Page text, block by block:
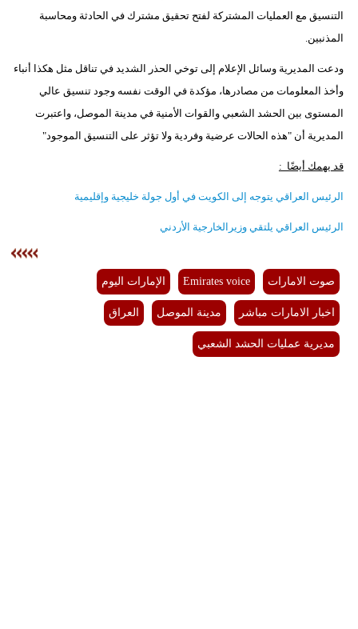
التنسيق مع العمليات المشتركة لفتح تحقيق مشترك في الحادثة ومحاسبة
المذنبين.
ودعت المديرية وسائل الإعلام إلى توخي الحذر الشديد في تناقل مثل هكذا أنباء
وأخذ المعلومات من مصادرها، مؤكدة في الوقت نفسه وجود تنسيق عالي
المستوى بين الحشد الشعبي والقوات الأمنية في مدينة الموصل، واعتبرت
المديرية أن "هذه الحالات عرضية وفردية ولا تؤثر على التنسيق الموجود"
قد يهمك أيضًا :
الرئيس العراقي يتوجه إلى الكويت في أول جولة خليجية وإقليمية
الرئيس العراقي يلتقي وزيرالخارجية الأردني
صوت الامارات Emirates voice الإمارات اليوم
اخبار الامارات مباشر مدينة الموصل العراق
مديرية عمليات الحشد الشعبي